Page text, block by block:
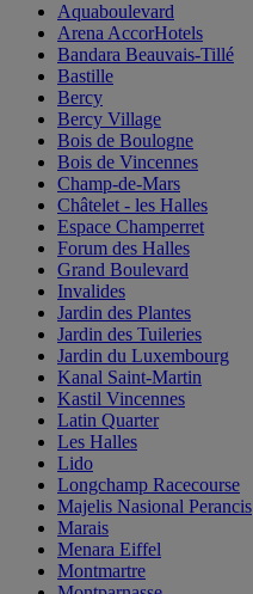
Aquaboulevard
Arena AccorHotels
Bandara Beauvais-Tillé
Bastille
Bercy
Bercy Village
Bois de Boulogne
Bois de Vincennes
Champ-de-Mars
Châtelet - les Halles
Espace Champerret
Forum des Halles
Grand Boulevard
Invalides
Jardin des Plantes
Jardin des Tuileries
Jardin du Luxembourg
Kanal Saint-Martin
Kastil Vincennes
Latin Quarter
Les Halles
Lido
Longchamp Racecourse
Majelis Nasional Perancis
Marais
Menara Eiffel
Montmartre